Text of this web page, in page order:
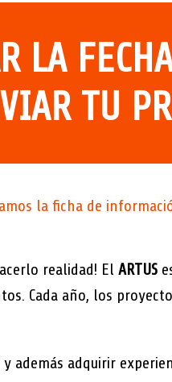
LA
TU
la ficha de
realidad! El ARTUS
Cada año, los
y además adquirir